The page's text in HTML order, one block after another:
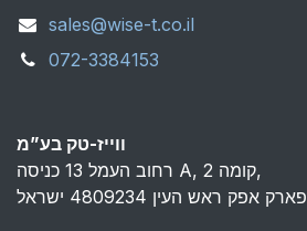
sales@wise-t.co.il
072-3384153
ווייז-טק בע”מ
רחוב העמל 13 כניסה A, קומה 2,
פארק אפק ראש העין 4809234 ישראל